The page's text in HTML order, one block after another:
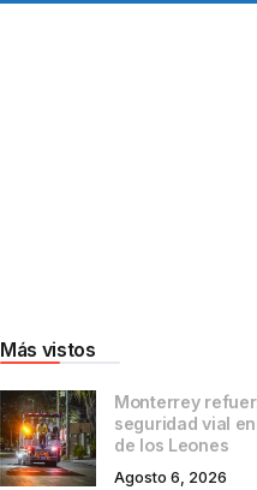
Más vistos
Monterrey
seguridad vial
de los Leones
Agosto 6, 2026